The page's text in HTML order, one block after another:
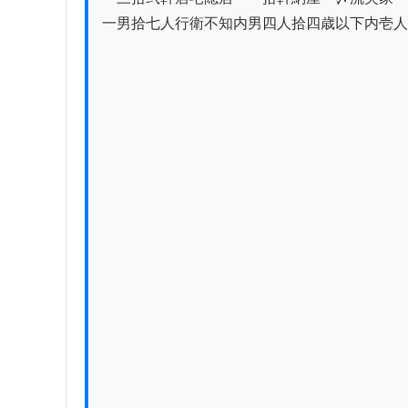
一男拾七人行衛不知内男四人拾四歳以下内壱